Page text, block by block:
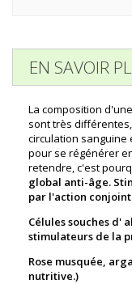
EN SAVOIR
La composition
sont très
circulation
pour se régénérer
retendre, c'est
global anti-âge.
par l'action
Célules souches d'
stimulateurs de la
Rose musquée,
nutritive.)